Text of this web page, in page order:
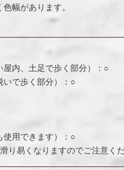
幅があります。
屋内、土足で歩く部分）：○
いで歩く部分）：○
使用できます）：○
り易くなりますのでご注意くだ